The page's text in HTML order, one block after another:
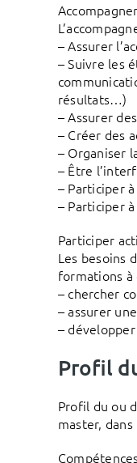
– Assurer
– Suivre les
résultats…)
– Assurer
– Créer des
– Organiser
– Être
– Participer
– Participer
Participer
Les besoins
formations à
– chercher
– assurer
–
Profil
Profil du ou
master,